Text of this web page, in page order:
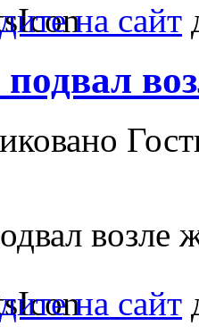
на сайт
возле
на сайт